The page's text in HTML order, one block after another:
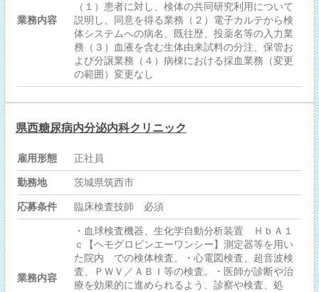
業務内容
（１）患者に対し、検体の共同研究利用について
説明し、同意を得る業務（２）電子カルテから検
体システムへの病名、既往歴、投薬名等の入力業
務（３）血液を含む生体由来試料の分注、保管お
よび分譲業務（４）病棟における採血業務（変更
の範囲）変更なし
県西糖尿病内分泌内科クリニック
雇用形態 正社員
勤務地 茨城県筑西市
応募条件 臨床検査技師 必須
業務内容
・血球検査機器、生化学自動分析装置 ＨｂＡ１
ｃ【ヘモグロビンエーワンシー】測定器等を用い
た院内 での検体検査。・心電図検査、超音波検
査、ＰＷＶ／ＡＢＩ等の検査。・医師が診断や治
療を効果的に進められるよう、診察や検査、処